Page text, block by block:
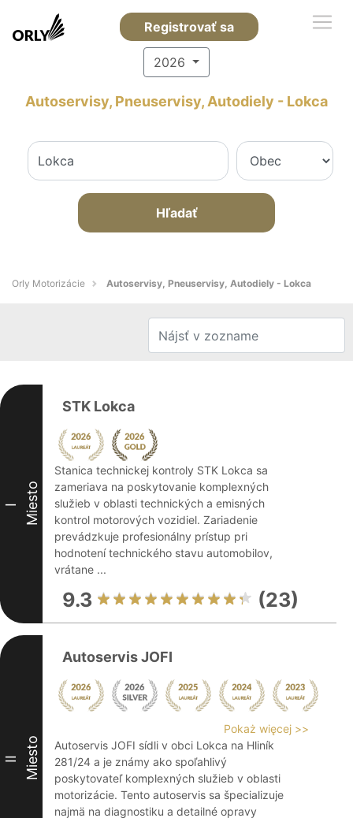
Registrovať sa
2026
Autoservisy, Pneuservisy, Autodiely - Lokca
Hľadať
Orly Motorizácie Autoservisy, Pneuservisy, Autodiely - Lokca
I Miesto
STK Lokca
Stanica technickej kontroly STK Lokca sa
zameriava na poskytovanie komplexných
služieb v oblasti technických a emisných
kontrol motorových vozidiel. Zariadenie
prevádzkuje profesionálny prístup pri
hodnotení technického stavu automobilov,
vrátane ...
9.3 (23)
II Miesto
Autoservis JOFI
Pokaż więcej >>
Autoservis JOFI sídli v obci Lokca na Hliník
281/24 a je známy ako spoľahlivý
poskytovateľ komplexných služieb v oblasti
motorizácie. Tento autoservis sa špecializuje
najmä na diagnostiku a detailné opravy